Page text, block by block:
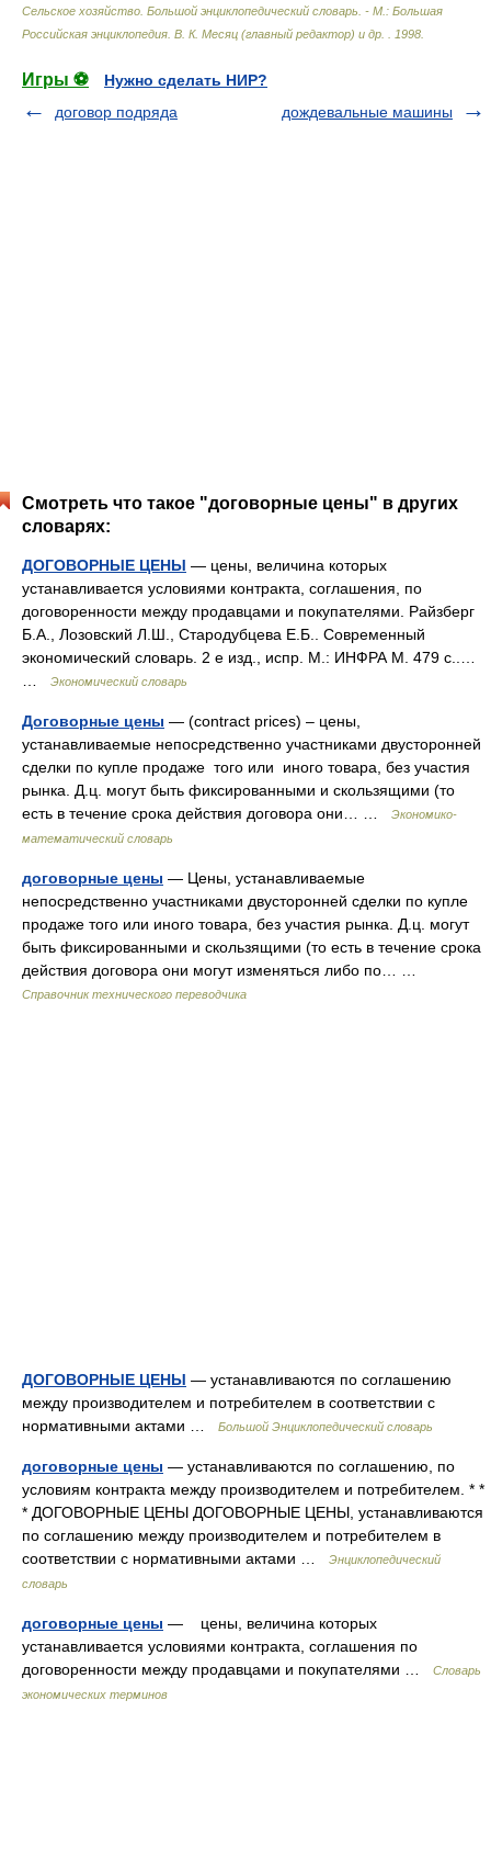
Сельское хозяйство. Большой энциклопедический словарь. - М.: Большая
Российская энциклопедия В. К. Месяц (главный редактор) и др. 1998
Игры ⚽
Нужно сделать НИР?
договор подряда
дождевальные машины
Смотреть что такое "договорные цены" в других
словарях:
ДОГОВОРНЫЕ ЦЕНЫ — цены, величина которых
устанавливается условиями контракта, соглашения, по
договоренности между продавцами и покупателями. Райзберг
Б.А., Лозовский Л.Ш., Стародубцева Е.Б.. Современный
экономический словарь. 2 е изд., испр. М.: ИНФРА М. 479 с..…
Экономический словарь
Договорные цены — (contract prices) – цены,
устанавливаемые непосредственно участниками двусторонней
сделки по купле продаже того или иного товара, без участия
рынка. Д.ц. могут быть фиксированными и скользящими (то
есть в течение срока действия договора они… …
Экономико-
математический словарь
договорные цены — Цены, устанавливаемые
непосредственно участниками двусторонней сделки по купле
продаже того или иного товара, без участия рынка. Д.ц. могут
быть фиксированными и скользящими (то есть в течение срока
действия договора они могут изменяться либо по… …
Справочник технического переводчика
ДОГОВОРНЫЕ ЦЕНЫ — устанавливаются по соглашению
между производителем и потребителем в соответствии с
нормативными актами …
Большой Энциклопедический словарь
договорные цены — устанавливаются по соглашению, по
условиям контракта между производителем и потребителем. * *
* ДОГОВОРНЫЕ ЦЕНЫ ДОГОВОРНЫЕ ЦЕНЫ, устанавливаются
по соглашению между производителем и потребителем в
соответствии с нормативными актами …
Энциклопедический
словарь
договорные цены — цены, величина которых
устанавливается условиями контракта, соглашения по
договоренности между продавцами и покупателями …
Словарь
экономических терминов